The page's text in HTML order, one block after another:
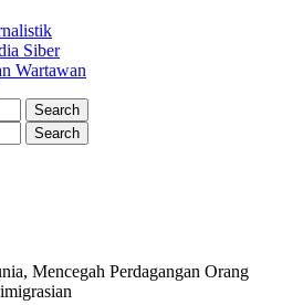
Siber
Wartawan
Mencegah Perdagangan Orang